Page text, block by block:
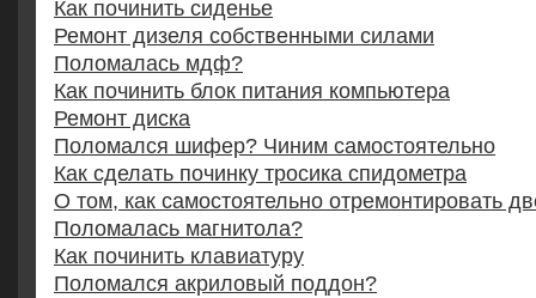
Как починить сиденье
Ремонт дизеля собственными силами
Поломалась мдф?
Как починить блок питания компьютера
Ремонт диска
Поломался шифер? Чиним самостоятельно
Как сделать починку тросика спидометра
О том, как самостоятельно отремонтировать
Поломалась магнитола?
Как починить клавиатуру
Поломался акриловый поддон?